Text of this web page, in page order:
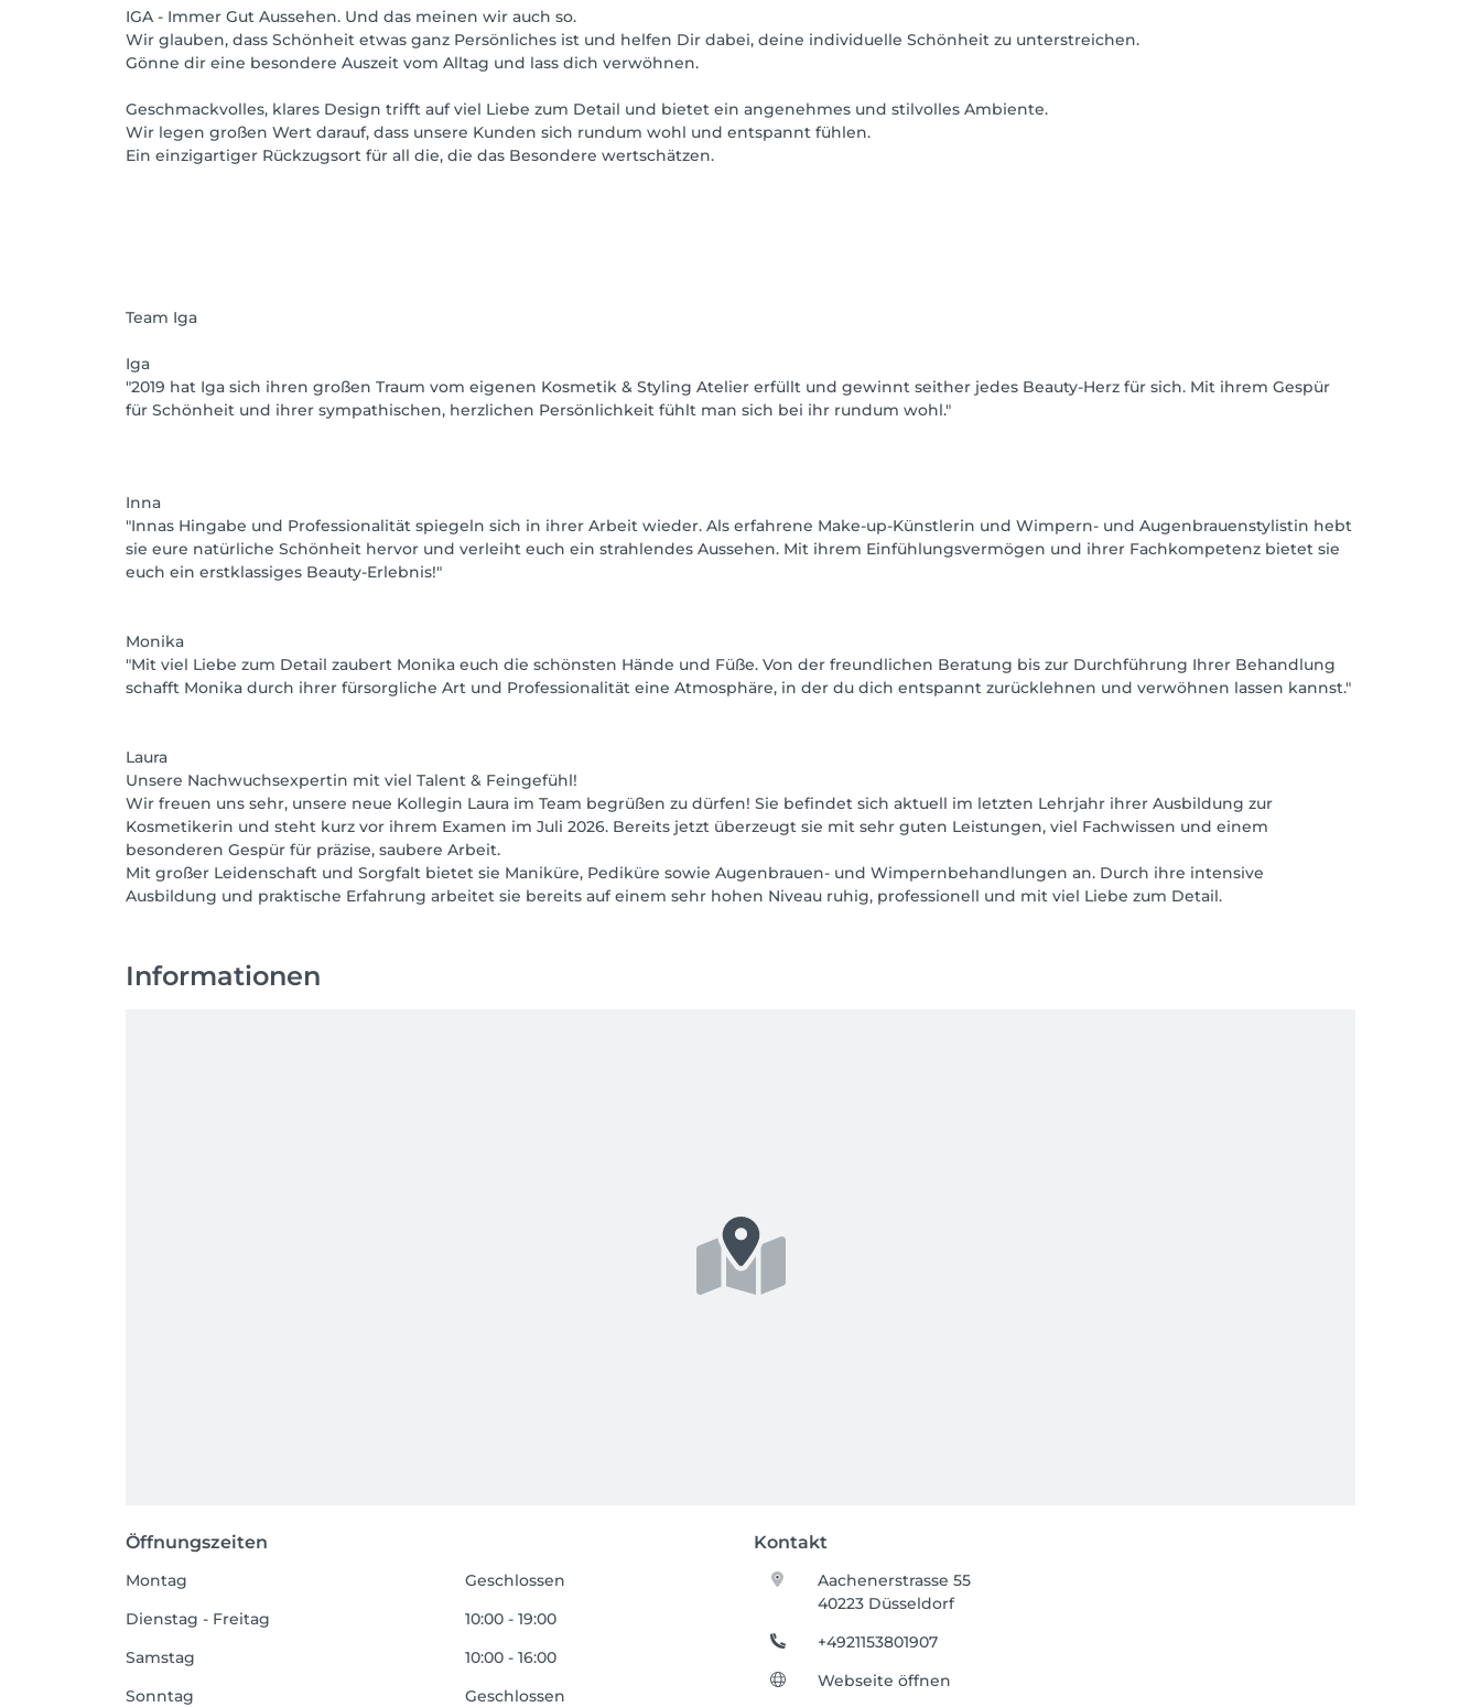
IGA - Immer Gut Aussehen. Und das meinen wir auch so.
Wir glauben, dass Schönheit etwas ganz Persönliches ist und helfen Dir dabei, deine individuelle Schönheit zu unterstreichen.
Gönne dir eine besondere Auszeit vom Alltag und lass dich verwöhnen.
Geschmackvolles, klares Design trifft auf viel Liebe zum Detail und bietet ein angenehmes und stilvolles Ambiente.
Wir legen großen Wert darauf, dass unsere Kunden sich rundum wohl und entspannt fühlen.
Ein einzigartiger Rückzugsort für all die, die das Besondere wertschätzen.
Team Iga
Iga
"2019 hat Iga sich ihren großen Traum vom eigenen Kosmetik & Styling Atelier erfüllt und gewinnt seither jedes Beauty-Herz für sich. Mit ihrem Gespür
für Schönheit und ihrer sympathischen, herzlichen Persönlichkeit fühlt man sich bei ihr rundum wohl."
Inna
"Innas Hingabe und Professionalität spiegeln sich in ihrer Arbeit wieder. Als erfahrene Make-up-Künstlerin und Wimpern- und Augenbrauenstylistin hebt
sie eure natürliche Schönheit hervor und verleiht euch ein strahlendes Aussehen. Mit ihrem Einfühlungsvermögen und ihrer Fachkompetenz bietet sie
euch ein erstklassiges Beauty-Erlebnis!"
Monika
"Mit viel Liebe zum Detail zaubert Monika euch die schönsten Hände und Füße. Von der freundlichen Beratung bis zur Durchführung Ihrer Behandlung
schafft Monika durch ihrer fürsorgliche Art und Professionalität eine Atmosphäre, in der du dich entspannt zurücklehnen und verwöhnen lassen kannst."
Laura
Unsere Nachwuchsexpertin mit viel Talent & Feingefühl!
Wir freuen uns sehr, unsere neue Kollegin Laura im Team begrüßen zu dürfen! Sie befindet sich aktuell im letzten Lehrjahr ihrer Ausbildung zur
Kosmetikerin und steht kurz vor ihrem Examen im Juli 2026. Bereits jetzt überzeugt sie mit sehr guten Leistungen, viel Fachwissen und einem
besonderen Gespür für präzise, saubere Arbeit.
Mit großer Leidenschaft und Sorgfalt bietet sie Maniküre, Pediküre sowie Augenbrauen- und Wimpernbehandlungen an. Durch ihre intensive
Informationen
Öffnungszeiten Kontakt
Montag
Geschlossen
Dienstag - Freitag
10:00 - 19:00
Samstag
10:00 - 16:00
Sonntag
Geschlossen
Aachenerstrasse 55
40223 Düsseldorf
+4921153801907
Webseite öffnen